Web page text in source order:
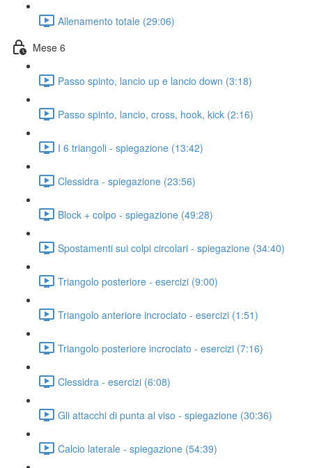
Allenamento totale (29:06)
Mese 6
Passo spinto, lancio up e lancio down (3:18)
Passo spinto, lancio, cross, hook, kick (2:16)
I 6 triangoli - spiegazione (13:42)
Clessidra - spiegazione (23:56)
Block + colpo - spiegazione (49:28)
Spostamenti sui colpi circolari - spiegazione (34:40)
Triangolo posteriore - esercizi (9:00)
Triangolo anteriore incrociato - esercizi (1:51)
Triangolo posteriore incrociato - esercizi (7:16)
Clessidra - esercizi (6:08)
Gli attacchi di punta al viso - spiegazione (30:36)
Calcio laterale - spiegazione (54:39)